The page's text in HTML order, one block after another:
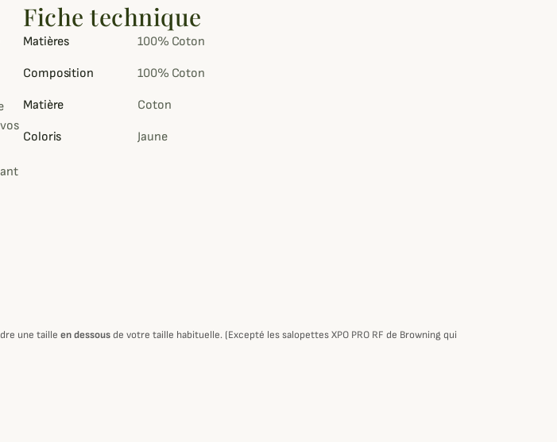
Fiche technique
Matières 100% Coton
Composition 100% Coton
Matière Coton
Coloris Jaune
une taille en dessousde votre taille habituelle. (Excepté les salopettes XPO PRO RF de Browning qui